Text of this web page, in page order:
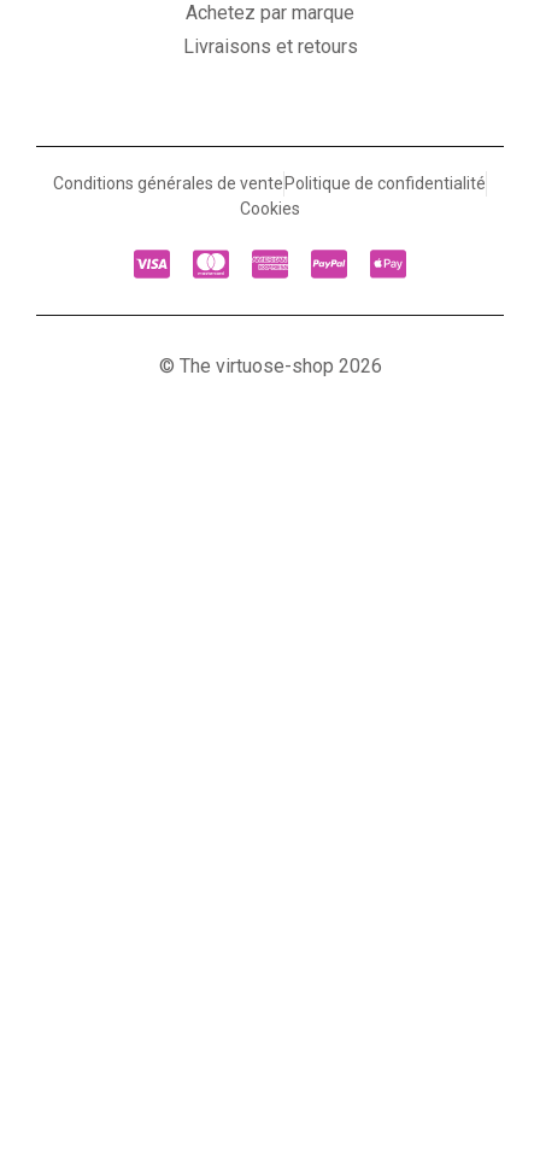
Achetez par marque
Livraisons et retours
Conditions générales de vente Politique de confidentialité
Cookies
© The virtuose-shop 2026